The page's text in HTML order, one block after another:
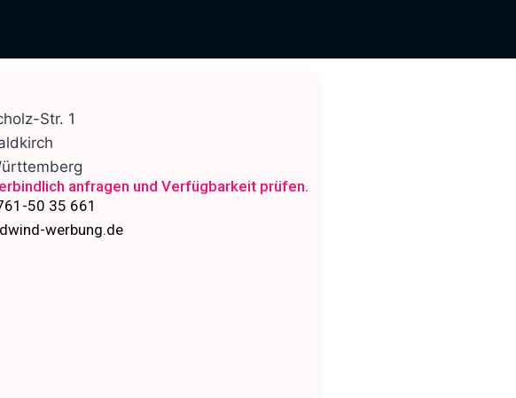
Str. 1
anfragen und Verfügbarkeit prüfen.
50 35 661
werbung.de